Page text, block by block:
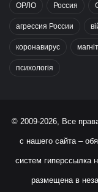
ОРЛО Россия
агрессия России
коронавирус
психологія
© 2009-2026, Все
с нашего сайта –
систем гиперссылка
размещена в